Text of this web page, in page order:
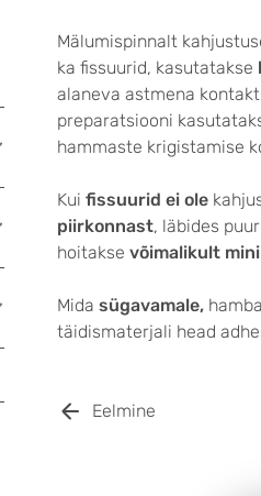
Mälumispinnalt
ka fissuurid, kasutatakse
alaneva astmena
preparatsiooni
hammaste krigistamise
Kui fissuurid ei ole
piirkonnast, läbides
hoitakse võimalikult
Mida sügavamale,
täidismaterjali head
Eelmine